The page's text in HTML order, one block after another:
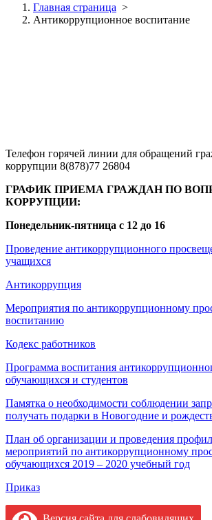
Главная страница >
Антикоррупционное воспитание
Телефон горячей линии для обращений
коррупции 8(878)77 26804
ГРАФИК ПРИЕМА ГРАЖДАН ПО
КОРРУПЦИИ:
Понедельник-пятница с 12 до 16
Проведение антикоррупционного
учащихся
Антикоррупция
Мероприятия по антикоррупционному
воспитанию
Кодекс работников
Программа воспитания
обучающихся и студентов
Памятка о необходимости соблюдении
получать подарки в Новогодние и
План об организации и проведения
мероприятий по антикоррупционному
обучающихся 2019 – 2020 учебный год
Приказ